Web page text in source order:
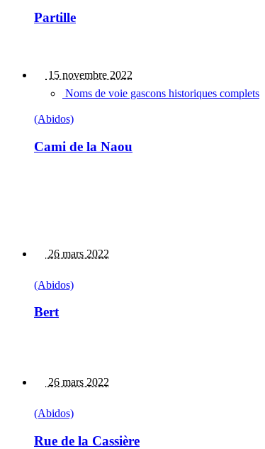
Partille
15 novembre 2022
Noms de voie gascons historiques complets
(Abidos)
Cami de la Naou
26 mars 2022
(Abidos)
Bert
26 mars 2022
(Abidos)
Rue de la Cassière